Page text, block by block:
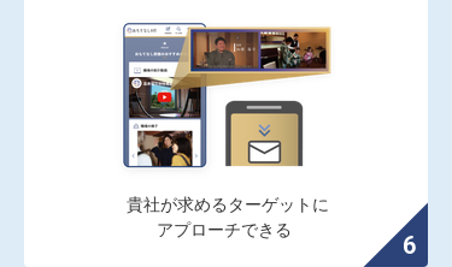
貴社が求めるターゲットに
アプローチできる